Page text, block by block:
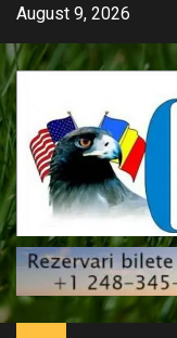
Skip
content
August 9, 2026